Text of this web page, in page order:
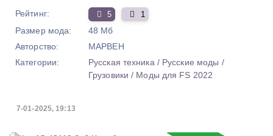
Рейтинг: 5 1
Размер мода:
48 Мб
Авторство:
MAPBEH
Категории:
Русская техника/ Русские моды /
Грузовики / Моды для FS 2022
7-01-2025, 19:13